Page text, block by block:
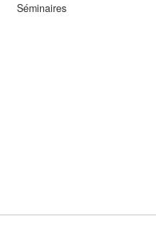
Séminaires